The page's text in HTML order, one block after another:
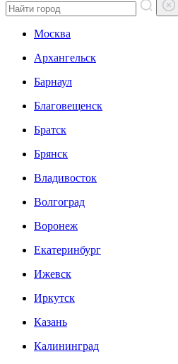
Москва
Архангельск
Барнаул
Благовещенск
Братск
Брянск
Владивосток
Волгоград
Воронеж
Екатеринбург
Ижевск
Иркутск
Казань
Калининград